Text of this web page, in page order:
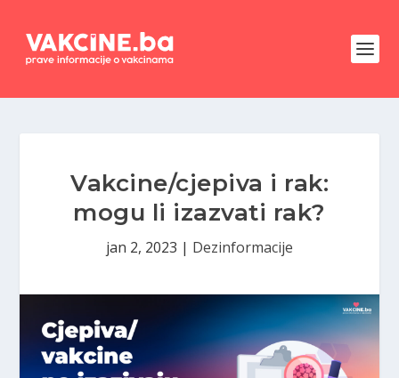
Vakcine/cjepiva i rak:
mogu li izazvati rak?
jan 2, 2023 | Dezinformacije